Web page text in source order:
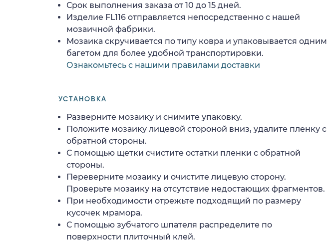
Срок выполнения заказа от 10 до 15 дней.
Изделие FL116 отправляется непосредственно с нашей
мозаичной фабрики.
Мозаика скручивается по типу ковра и упаковывается одним
багетом для более удобной транспортировки.
Ознакомьтесь с нашими правилами доставки
УСТАНОВКА
Разверните мозаику и снимите упаковку.
Положите мозаику лицевой стороной вниз, удалите пленку с
обратной стороны.
С помощью щетки счистите остатки пленки с обратной
стороны.
Переверните мозаику и очистите лицевую сторону.
Проверьте мозаику на отсутствие недостающих фрагментов.
При необходимости отрежьте подходящий по размеру
кусочек мрамора.
С помощью зубчатого шпателя распределите по
поверхности плиточный клей.